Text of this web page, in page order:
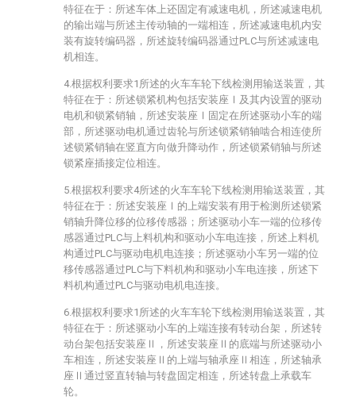
特征在于：所述车体上还固定有减速电机，所述减速电机
的输出端与所述主传动轴的一端相连，所述减速电机内安
装有旋转编码器，所述旋转编码器通过PLC与所述减速电
机相连。
4.根据权利要求1所述的火车车轮下线检测用输送装置，其
特征在于：所述锁紧机构包括安装座Ⅰ及其内设置的驱动
电机和锁紧销轴，所述安装座Ⅰ固定在所述驱动小车的端
部，所述驱动电机通过齿轮与所述锁紧销轴啮合相连使所
述锁紧销轴在竖直方向做升降动作，所述锁紧销轴与所述
锁紧座插接定位相连。
5.根据权利要求4所述的火车车轮下线检测用输送装置，其
特征在于：所述安装座Ⅰ的上端安装有用于检测所述锁紧
销轴升降位移的位移传感器；所述驱动小车一端的位移传
感器通过PLC与上料机构和驱动小车电连接，所述上料机
构通过PLC与驱动电机电连接；所述驱动小车另一端的位
移传感器通过PLC与下料机构和驱动小车电连接，所述下
料机构通过PLC与驱动电机电连接。
6.根据权利要求1所述的火车车轮下线检测用输送装置，其
特征在于：所述驱动小车的上端连接有转动台架，所述转
动台架包括安装座Ⅱ，所述安装座Ⅱ的底端与所述驱动小
车相连，所述安装座Ⅱ的上端与轴承座Ⅱ相连，所述轴承
座Ⅱ通过竖直转轴与转盘固定相连，所述转盘上承载车
轮。